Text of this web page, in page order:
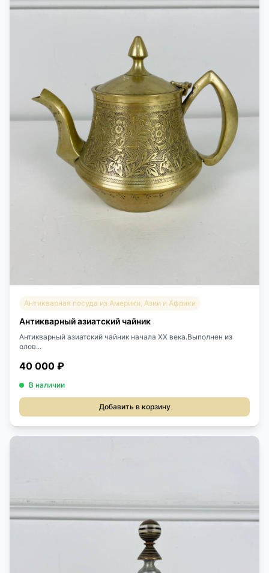
Антикварная посуда из Америки, Азии и Африки
Антикварный азиатский чайник
Антикварный азиатский чайник начала XX века.Выполнен из
олов...
40 000 ₽
В наличии
Добавить в корзину